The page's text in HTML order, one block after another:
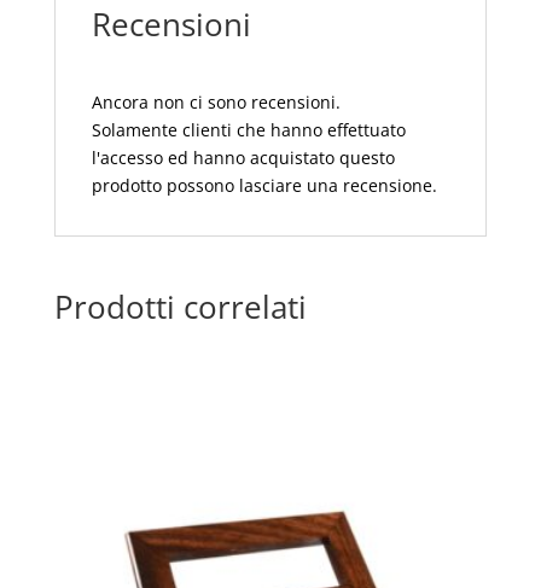
COLORATO
quantità
Recensioni
Ancora non ci sono recensioni.
Solamente clienti che hanno effettuato
l'accesso ed hanno acquistato questo
prodotto possono lasciare una recensione.
Prodotti correlati